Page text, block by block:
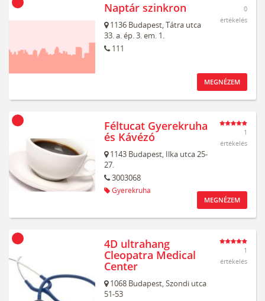
Naptár szinkron
1136 Budapest,Tátra utca
33. a. ép. 3. em. 1.
111
0
értékelés
MEGNÉZEM
Féltucat Gyerekruha
és Kávézó
1143 Budapest, Ilka utca 25-
27.
3003068
Gyerekruha
1
értékelés
MEGNÉZEM
4D ultrahang
Cleopatra Medical
Center
1068 Budapest,Szondi utca
51-53
1
értékelés